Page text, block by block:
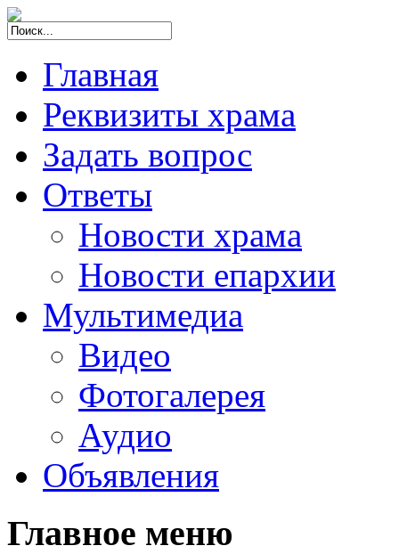
Главная
Реквизиты храма
Задать вопрос
Ответы
Новости храма
Новости епархии
Мультимедиа
Видео
Фотогалерея
Аудио
Объявления
Главное меню